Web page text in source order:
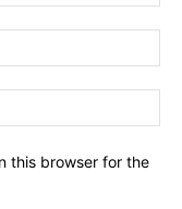
this browser for the